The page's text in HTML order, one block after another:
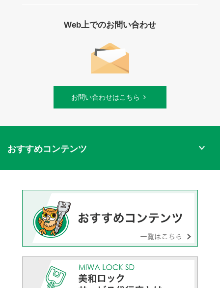
Web上でのお問い合わせ
お問い合わせはこちら
おすすめコンテンツ